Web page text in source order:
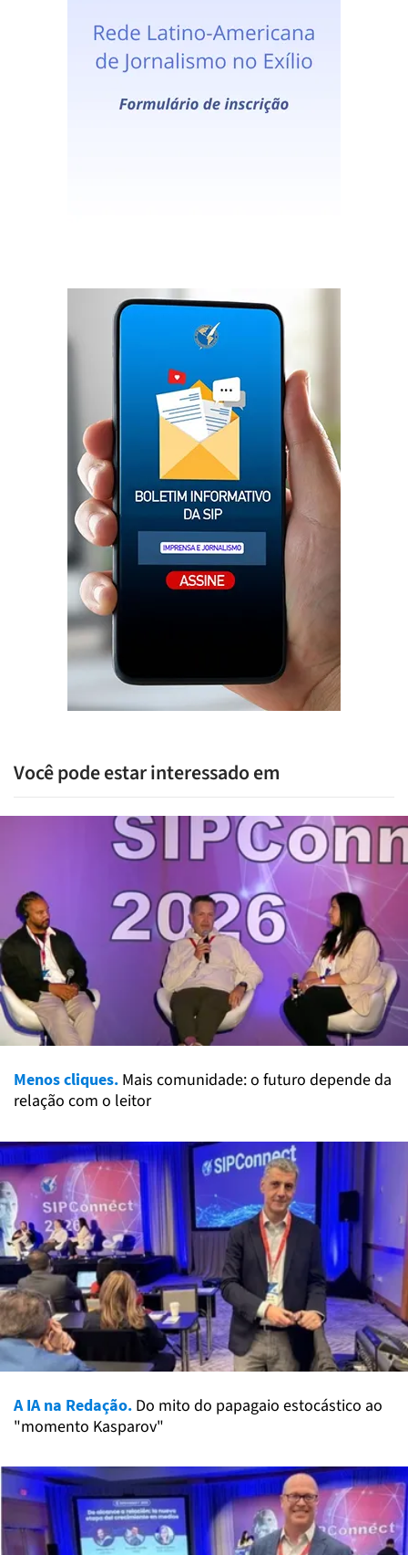
Você pode estar interessado em
Menos cliques. Mais comunidade: o futuro depende da
relação com o leitor
A IA na Redação. Do mito do papagaio estocástico ao
"momento Kasparov"